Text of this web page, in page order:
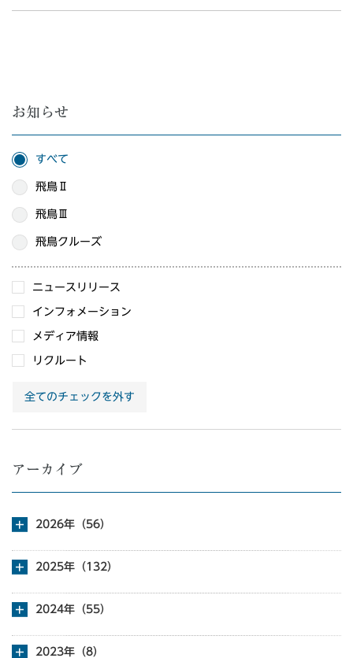
お知らせ
すべて
飛鳥Ⅱ
飛鳥Ⅲ
飛鳥クルーズ
ニュースリリース
インフォメーション
メディア情報
リクルート
全てのチェックを外す
アーカイブ
2026年（56）
2025年（132）
2024年（55）
2023年（8）